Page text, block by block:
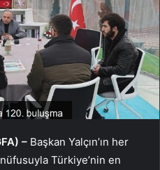
– Başkan Yalçın’ın her
Türkiye’nin en